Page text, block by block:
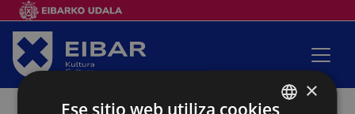
×
Ese sitio web utiliza cookies